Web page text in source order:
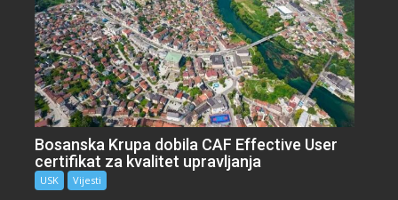
Bosanska Krupa dobila CAF Effective User
certifikat za kvalitet upravljanja
USK Vijesti